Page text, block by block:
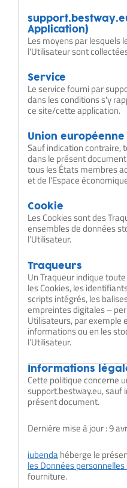
Application)
Les moyens par lesquels
l'Utilisateur sont
Service
Le service fourni par
dans les conditions s'y
ce site/cette application.
Union européenne
Sauf indication contraire,
dans le présent
tous les États membres
et de l'Espace
Cookie
Les Cookies sont des
ensembles de données
l’Utilisateur.
Traqueurs
Un Traqueur indique
les Cookies, les
scripts intégrés, les
empreintes digitales –
Utilisateurs, par exemple
informations ou en les
l’Utilisateur.
Informations
Cette politique concerne
support.bestway.eu, sauf
présent document.
Dernière mise à jour : 9
iubendahéberge le
les Données
fourniture.